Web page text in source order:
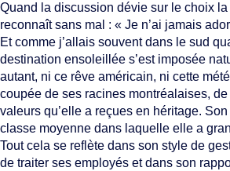
Quand la discussion dévie sur le choix
reconnaît sans mal : « Je n’ai jamais
Et comme j’allais souvent dans le sud
destination ensoleillée s’est imposée
autant, ni ce rêve américain, ni cette
coupée de ses racines montréalaises,
valeurs qu’elle a reçues en héritage.
classe moyenne dans laquelle elle a
Tout cela se reflète dans son style de
de traiter ses employés et dans son